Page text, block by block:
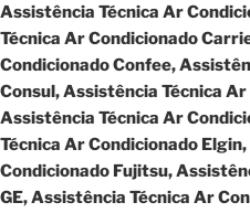
Assistência Técnica Ar
Técnica Ar Condicionado
Condicionado Confee,
Consul, Assistência Técnica
Assistência Técnica Ar
Técnica Ar Condicionado
Condicionado Fujitsu,
GE, Assistência Técnica Ar